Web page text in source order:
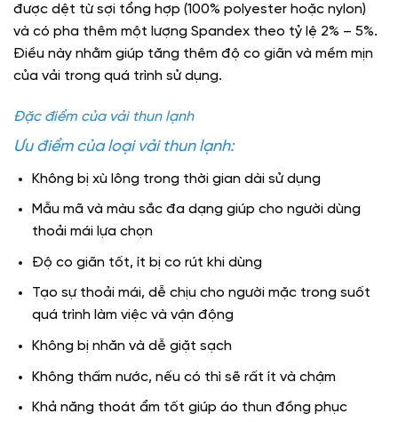
được dệt từ sợi tổng hợp (100% polyester hoặc nylon)
và có pha thêm một lượng Spandex theo tỷ lệ 2% – 5%.
Điều này nhằm giúp tăng thêm độ co giãn và mềm mịn
của vải trong quá trình sử dụng.
Đặc điểm của vải thun lạnh
Ưu điểm của loại vải thun lạnh:
Không bị xù lông trong thời gian dài sử dụng
Mẫu mã và màu sắc đa dạng giúp cho người dùng
thoải mái lựa chọn
Độ co giãn tốt, ít bị co rút khi dùng
Tạo sự thoải mái, dễ chịu cho người mặc trong suốt
quá trình làm việc và vận động
Không bị nhăn và dễ giặt sạch
Không thấm nước, nếu có thì sẽ rất ít và chậm
Khả năng thoát ẩm tốt giúp áo thun đồng phục